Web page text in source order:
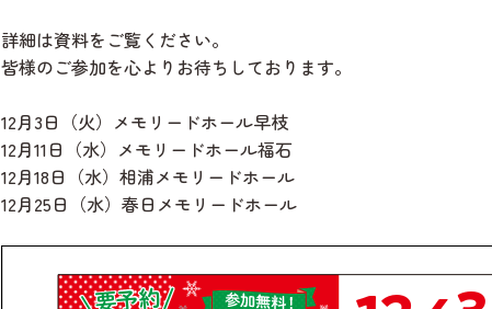
詳細は資料をご覧ください。
皆様のご参加を心よりお待ちしております。
12月3日（火）メモリードホール早枝
12月11日（水）メモリードホール福石
12月18日（水）相浦メモリードホール
12月25日（水）春日メモリードホール